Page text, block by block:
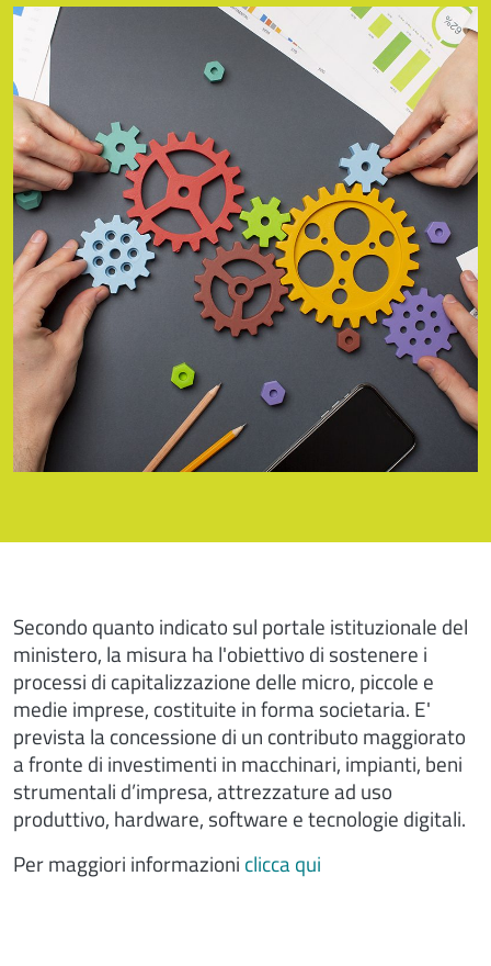
Secondo quanto indicato sul portale istituzionale del
ministero, la misura ha l'obiettivo di sostenere i
processi di capitalizzazione delle micro, piccole e
medie imprese, costituite in forma societaria. E'
prevista la concessione di un contributo maggiorato
a fronte di investimenti in macchinari, impianti, beni
strumentali d’impresa, attrezzature ad uso
produttivo, hardware, software e tecnologie digitali.
Per maggiori informazioni clicca qui